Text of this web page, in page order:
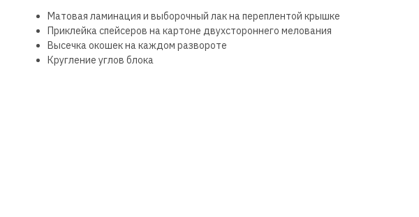
Матовая ламинация и выборочный лак на переплентой крышке
Приклейка спейсеров на картоне двухстороннего мелования
Высечка окошек на каждом развороте
Кругление углов блока